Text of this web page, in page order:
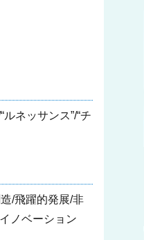
ネッサンス”/“チ
/飛躍的発展/非
ノベーション